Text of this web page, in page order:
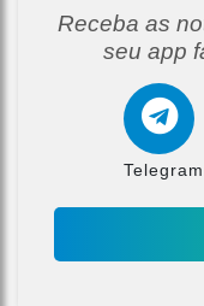
Receba as
seu app
Telegram